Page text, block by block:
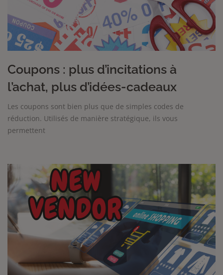
Coupons : plus d’incitations à
l’achat, plus d’idées-cadeaux
Les coupons sont bien plus que de simples codes de
réduction. Utilisés de manière stratégique, ils vous
permettent